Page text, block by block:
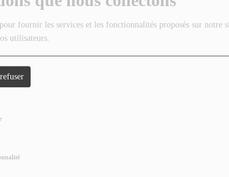
fournir les services et les fonctionnalités proposés sur notre
utilisateurs.